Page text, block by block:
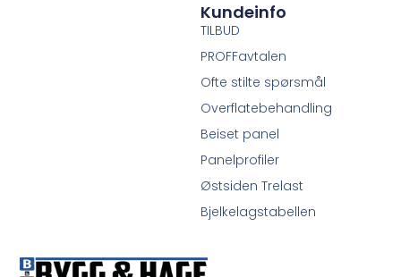
Kundeinfo
TILBUD
PROFFavtalen
Ofte stilte spørsmål
Overflatebehandling
Beiset panel
Panelprofiler
Østsiden Trelast
Bjelkelagstabellen